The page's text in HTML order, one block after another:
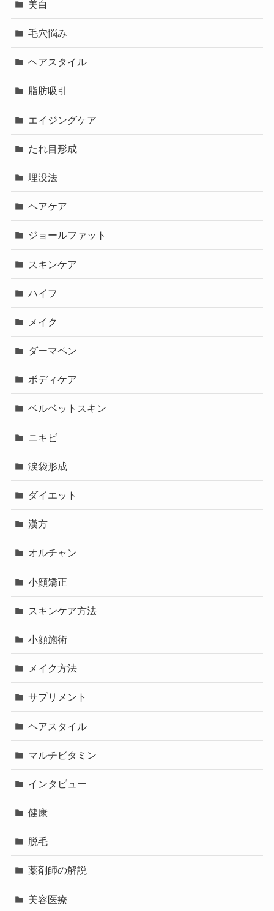
美白
毛穴悩み
ヘアスタイル
脂肪吸引
エイジングケア
たれ目形成
埋没法
ヘアケア
ジョールファット
スキンケア
ハイフ
メイク
ダーマペン
ボディケア
ベルベットスキン
ニキビ
涙袋形成
ダイエット
漢方
オルチャン
小顔矯正
スキンケア方法
小顔施術
メイク方法
サプリメント
ヘアスタイル
マルチビタミン
インタビュー
健康
脱毛
薬剤師の解説
美容医療